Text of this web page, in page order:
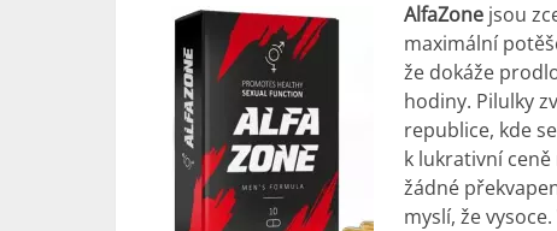
AlfaZone jsou
maximální
že dokáže
hodiny. Pilulky
republice, kde
k lukrativní
žádné
myslí, že